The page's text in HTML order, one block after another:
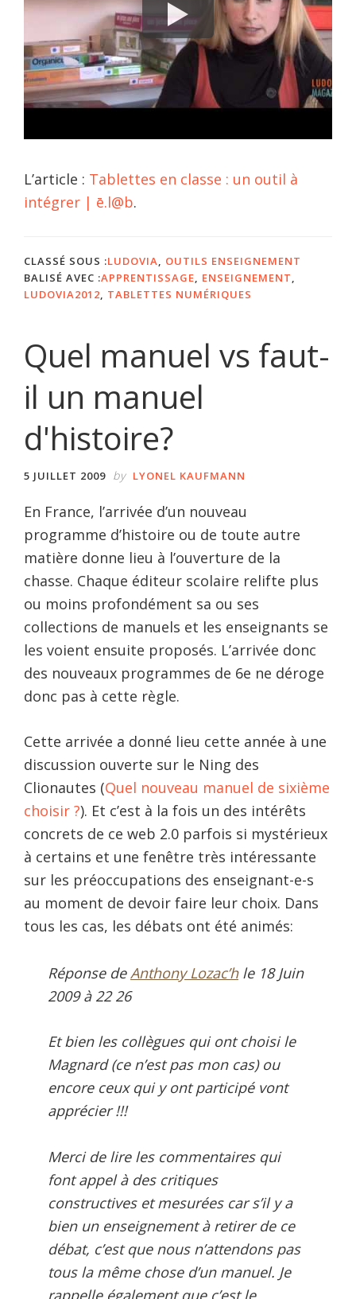
L’article : Tablettes en classe : un outil à
intégrer | ē.l@b.
CLASSÉ SOUS :LUDOVIA
OUTILS ENSEIGNEMENT
BALISÉ AVEC :APPRENTISSAGE ENSEIGNEMENT
LUDOVIA2012
TABLETTES NUMÉRIQUES
Quel manuel vs faut-
il un manuel
d'histoire?
5 JUILLET 2009 by LYONEL KAUFMANN
En France, l’arrivée d’un nouveau
programme d’histoire ou de toute autre
matière donne lieu à l’ouverture de la
chasse. Chaque éditeur scolaire relifte plus
ou moins profondément sa ou ses
collections de manuels et les enseignants se
les voient ensuite proposés. L’arrivée donc
des nouveaux programmes de 6e ne déroge
donc pas à cette règle.
Cette arrivée a donné lieu cette année à une
discussion ouverte sur le Ning des
Clionautes (Quel nouveau manuel de sixième
choisir ?). Et c’est à la fois un des intérêts
concrets de ce web 2.0 parfois si mystérieux
à certains et une fenêtre très intéressante
sur les préoccupations des enseignant-e-s
au moment de devoir faire leur choix. Dans
tous les cas, les débats ont été animés:
Réponse de Anthony Lozac’hle 18 Juin
2009 à 22 26
Et bien les collègues qui ont choisi le
Magnard (ce n’est pas mon cas) ou
encore ceux qui y ont participé vont
apprécier !!!
Merci de lire les commentaires qui
font appel à des critiques
constructives et mesurées car s’il y a
bien un enseignement à retirer de ce
débat, c’est que nous n’attendons pas
tous la même chose d’un manuel. Je
rappelle également que c’est le